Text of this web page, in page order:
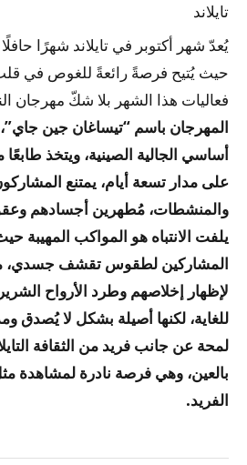
تايلاند
يُعدّ شهر أكتوبر في تايلاند شهرًا حافلًا
حيث يُتيح فرصةً رائعةً للغوص في قلب
فعاليات هذا الشهر بلا شكّ مهرجان
المهرجان باسم “تيساغان جين
أساسي الجالية الصينية، ويتخذ
على مدار تسعة أيام، يمتنع
والمنشطات، مُطهرين أجسادهم
يلفت الانتباه هو المواكب المهيبة
المشاركين لطقوس تقشف جسدي،
لإظهار إخلاصهم وطرد الأرواح
للغاية، لكنها أصيلة بشكل لا يُصدق
لمحة عن جانب فريد من الثقافة
بالعين، وهي فرصة نادرة لمشاهدة
الفريد.